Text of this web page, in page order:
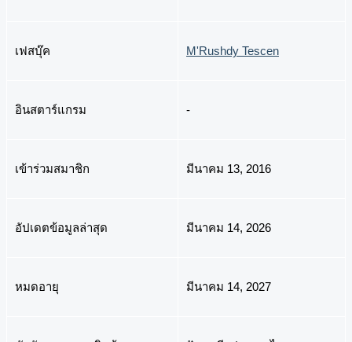
เฟสบุ๊ค M'Rushdy Tescen
อินสตาร์แกรม -
เข้าร่วมสมาชิก มีนาคม 13, 2016
อัปเดตข้อมูลล่าสุด มีนาคม 14, 2026
หมดอายุ มีนาคม 14, 2027